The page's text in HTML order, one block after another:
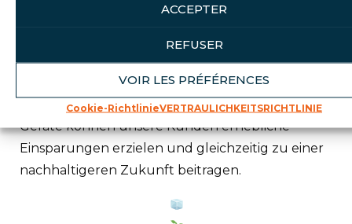
ACCEPTER
REFUSER
VOIR LES PRÉFÉRENCES
Cookie-RichtlinieVERTRAULICHKEITSRICHTLINIE
Unser Engagement: Wir bei Loca Service sind
davon überzeugt, dass die Energieeffizienz von
Kühlmöbeln für die Wettbewerbsfähigkeit und
Nachhaltigkeit von Unternehmen entscheidend
ist. Durch die Wahl unserer hocheffizienten
Geräte können unsere Kunden erhebliche
Einsparungen erzielen und gleichzeitig zu einer
nachhaltigeren Zukunft beitragen.